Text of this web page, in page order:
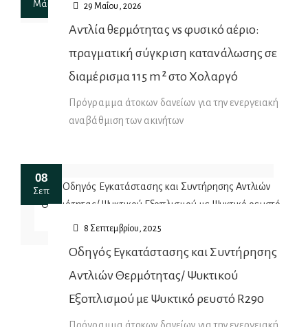
Μάι 29 Μαΐου, 2026
Αντλία θερμότητας vs φυσικό αέριο:
πραγματική σύγκριση κατανάλωσης σε
διαμέρισμα 115 m² στο Χολαργό
Πρόγραμμα άτοκων δανείων για την ενεργειακή
αναβάθμιση των ακινήτων
08
Σεπ
8 Σεπτεμβρίου, 2025
Οδηγός Εγκατάστασης και Συντήρησης
Αντλιών Θερμότητας/ Ψυκτικού
Εξοπλισμού με Ψυκτικό ρευστό R290